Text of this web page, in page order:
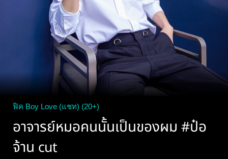
ฟิค Boy Love (แชท) (20+)
อาจารย์หมอคนนั้นเป็นของผม #ป๋อ
จ้าน cut